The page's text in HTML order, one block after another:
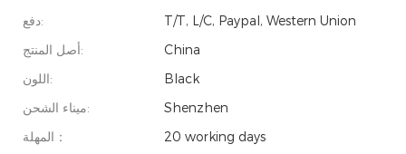
دفع:
T/T, L/C, Paypal, Western Union
أصل المنتج:
China
اللون:
Black
ميناء الشحن:
Shenzhen
المهلة：
20 working days